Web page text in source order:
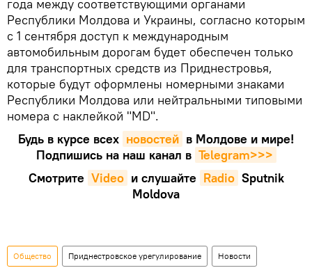
года между соответствующими органами
Республики Молдова и Украины, согласно которым
с 1 сентября доступ к международным
автомобильным дорогам будет обеспечен только
для транспортных средств из Приднестровья,
которые будут оформлены номерными знаками
Республики Молдова или нейтральными типовыми
номера с наклейкой "MD".
Будь в курсе всех новостей в Молдове и мире!
Подпишись на наш канал в Telegram>>>
Смотрите Video и слушайте Radio Sputnik
Moldova
Общество Приднестровское урегулирование Новости